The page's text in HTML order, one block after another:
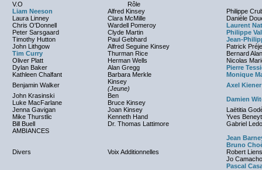
V.O
Rôle
Liam Neeson
Alfred Kinsey
Philippe
Laura Linney
Clara McMille
Danièle
Chris O'Donnell
Wardell Pomeroy
Laurent
Peter Sarsgaard
Clyde Martin
Philippe
Timothy Hutton
Paul Gebhard
Jean-
John Lithgow
Alfred Seguine Kinsey
Patrick
Tim Curry
Thurman Rice
Bernard
Oliver Platt
Herman Wells
Nicolas
Dylan Baker
Alan Gregg
Pierre
Kathleen Chalfant
Barbara Merkle
Monique
Benjamin Walker
Kinsey
(Jeune)
Axel Kiener
John Krasinski
Ben Damien
Luke MacFarlane
Bruce Kinsey
Jenna Gavigan
Joan Kinsey
Laëtitia
Mike Thurstlic
Kenneth Hand
Yves
Bill Buell
Dr. Thomas Lattimore
Gabriel
AMBIANCES
Divers Voix Additionnelles
Jean
Bruno
Robert
Jo Camacho
Pascal